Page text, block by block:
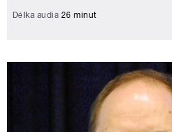
Délka audia 26 minut